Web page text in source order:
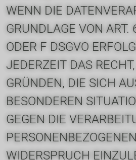
WENN DIE
GRUNDLAGE VON ART.
ODER F DSGVO
JEDERZEIT DAS
GRÜNDEN, DIE SICH
BESONDEREN
GEGEN DIE
WIDERSPRUCH